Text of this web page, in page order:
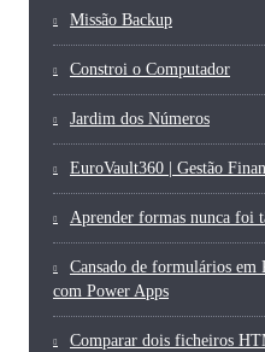
Missão Backup
Constroi o Computador
Jardim dos Números
EuroVault360 | Gestão
Aprender formas nunca foi
Cansado de formulários em
com Power Apps
Comparar dois ficheiros